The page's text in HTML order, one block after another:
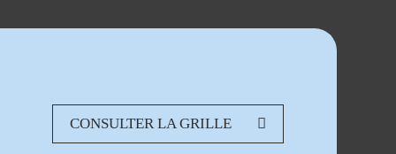
CONSULTER LA GRILLE